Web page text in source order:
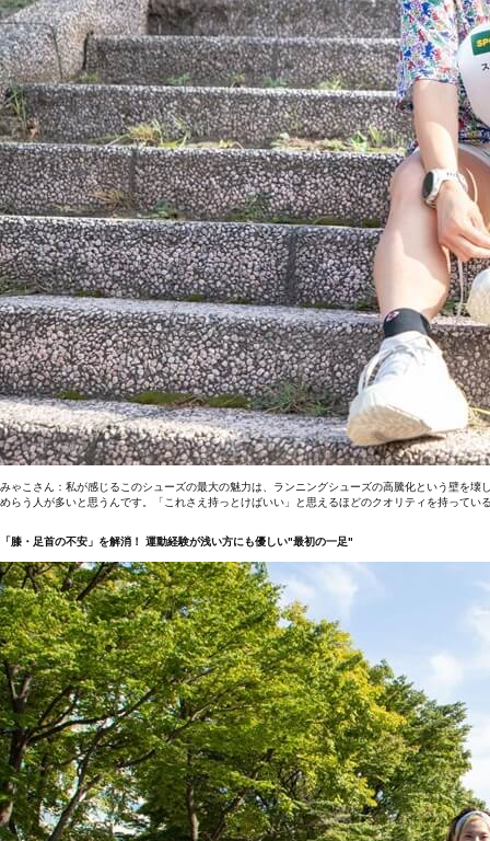
みゃこさん：私が感じるこのシューズの最大の魅力は、ランニングシューズの高騰化という壁を
めらう人が多いと思うんです。「これさえ持っとけばいい」と思えるほどのクオリティを持ってい
「膝・足首の不安」を解消！ 運動経験が浅い方にも優しい"最初の一足"